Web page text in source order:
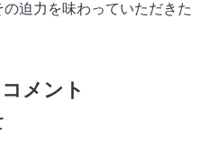
迫力を味わっていただきた
メント